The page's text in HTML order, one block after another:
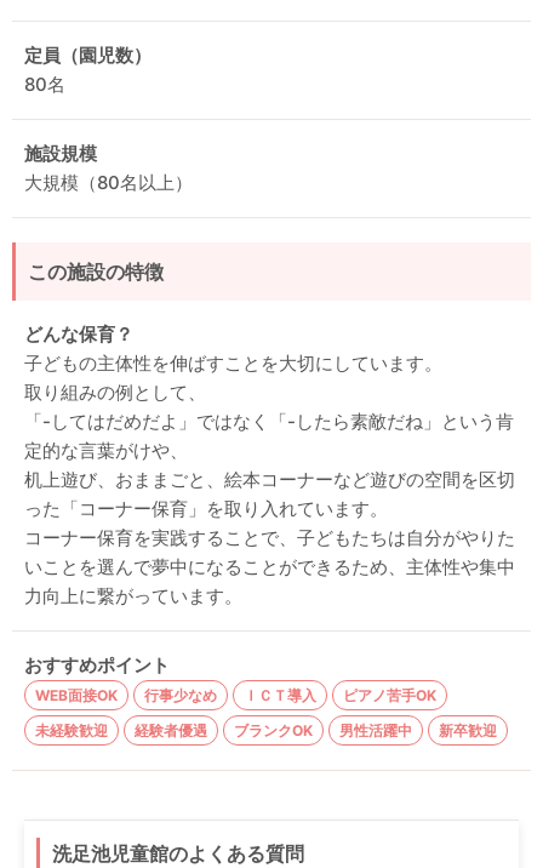
定員（園児数）
80名
施設規模
大規模（80名以上）
この施設の特徴
どんな保育？
子どもの主体性を伸ばすことを大切にしています。
取り組みの例として、
「-してはだめだよ」ではなく「-したら素敵だね」という肯
定的な言葉がけや、
机上遊び、おままごと、絵本コーナーなど遊びの空間を区切
った「コーナー保育」を取り入れています。
コーナー保育を実践することで、子どもたちは自分がやりた
いことを選んで夢中になることができるため、主体性や集中
力向上に繋がっています。
おすすめポイント
WEB面接OK 行事少なめ ＩＣＴ導入
ピアノ苦手OK
未経験歓迎
経験者優遇 ブランクOK 男性活躍中 新卒歓迎
洗足池児童館のよくある質問